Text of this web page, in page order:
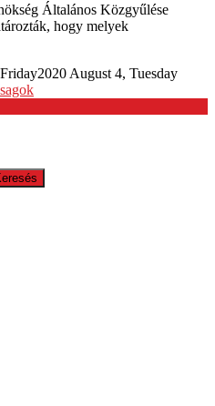
Általános Közgyűlése
hogy melyek
2020 August 4, Tuesday